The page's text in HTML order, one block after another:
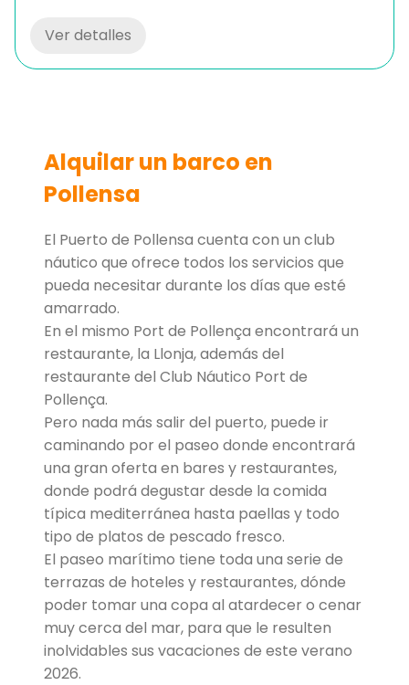
Ver detalles
Alquilar un barco en
Pollensa
El Puerto de Pollensa cuenta con un club
náutico que ofrece todos los servicios que
pueda necesitar durante los días que esté
amarrado.
En el mismo Port de Pollença encontrará un
restaurante, la Llonja, además del
restaurante del Club Náutico Port de
Pollença.
Pero nada más salir del puerto, puede ir
caminando por el paseo donde encontrará
una gran oferta en bares y restaurantes,
donde podrá degustar desde la comida
típica mediterránea hasta paellas y todo
tipo de platos de pescado fresco.
El paseo marítimo tiene toda una serie de
terrazas de hoteles y restaurantes, dónde
poder tomar una copa al atardecer o cenar
muy cerca del mar, para que le resulten
inolvidables sus vacaciones de este verano
2026.